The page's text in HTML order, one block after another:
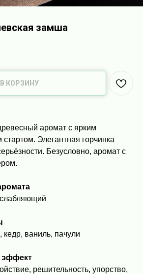
замша
В КОРЗИНУ
аромат с ярким
Элегантная горчинка
Безусловно, аромат с
ваниль, пачули
решительность, упорство,